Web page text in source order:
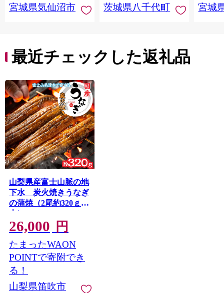
宮城県気仙沼市
茨城県八千代町
宮城
最近チェックした返礼品
山梨県産富士山脈の地
下水 炭火焼きうなぎ
の蒲焼（2尾約320ｇ以
上） 138-009
26,000 円
たまったWAON
POINTで寄附でき
る！
山梨県笛吹市